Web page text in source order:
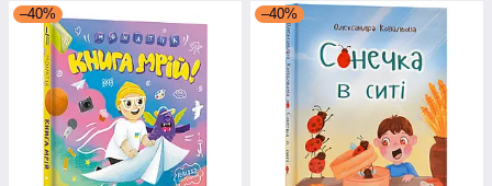
–40% –40%